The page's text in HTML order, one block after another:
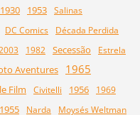
1953 Salinas
DC Comics Década Perdida
1982 Secessão
Estrela
Aventures 1965
Film Civitelli 1956
1969
1955 Narda
Moysés Weltman